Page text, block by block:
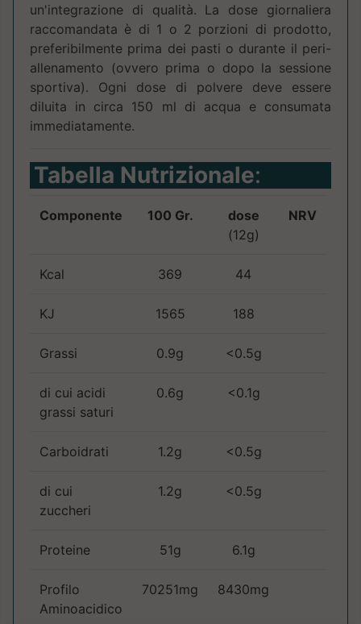
un'integrazione di qualità. La dose giornaliera
raccomandata è di 1 o 2 porzioni di prodotto,
preferibilmente prima dei pasti o durante il peri-
allenamento (ovvero prima o dopo la sessione
sportiva). Ogni dose di polvere deve essere
diluita in circa 150 ml di acqua e consumata
immediatamente.
Tabella Nutrizionale:
Componente 100 Gr.
dose
(12g)
NRV
Kcal 369 44
KJ 1565 188
Grassi 0.9g <0.5g
di cui acidi
grassi saturi
0.6g <0.1g
Carboidrati 1.2g <0.5g
di cui
zuccheri
1.2g <0.5g
Proteine 51g 6.1g
Profilo
Aminoacidico
70251mg 8430mg